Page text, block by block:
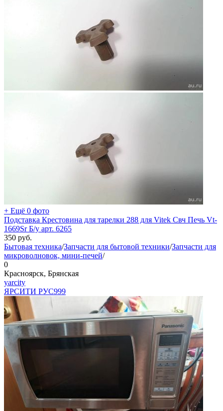
+ Ещё 0 фото
Подставка Крестовина для тарелки 288 для Vitek Свч Печь Vt-
1669Sr Б/у арт. 6265
350 руб.
Бытовая техника/Запчасти для бытовой техники/Запчасти для
микроволновок, мини-печей/
0
Красноярск, Брянская
yarcity
ЯРСИТИ РУС999